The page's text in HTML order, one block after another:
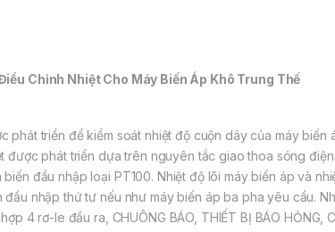
ều Chỉnh Nhiệt Cho Máy Biến Áp Khô Trung Thế
phát triển để kiểm soát nhiệt độ cuộn dây của máy
được phát triển dựa trên nguyên tắc giao thoa sóng
biến đầu nhập loại PT100. Nhiệt độ lõi máy biến áp và
đầu nhập thứ tư nếu như máy biến áp ba pha yêu cầu.
4 rơ-le đầu ra, CHUÔNG BÁO, THIẾT BỊ BÁO HỎNG,